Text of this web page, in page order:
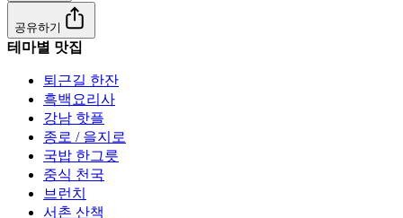
공유하기
테마별 맛집
퇴근길 한잔
흑백요리사
강남 핫플
종로 / 을지로
국밥 한그릇
중식 천국
브런치
서촌 산책